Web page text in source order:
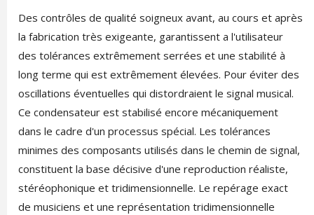
Des contrôles de qualité soigneux avant, au cours et après
la fabrication très exigeante, garantissent a l'utilisateur
des tolérances extrêmement serrées et une stabilité à
long terme qui est extrêmement élevées. Pour éviter des
oscillations éventuelles qui distordraient le signal musical.
Ce condensateur est stabilisé encore mécaniquement
dans le cadre d'un processus spécial. Les tolérances
minimes des composants utilisés dans le chemin de signal,
constituent la base décisive d'une reproduction réaliste,
stéréophonique et tridimensionnelle. Le repérage exact
de musiciens et une représentation tridimensionnelle